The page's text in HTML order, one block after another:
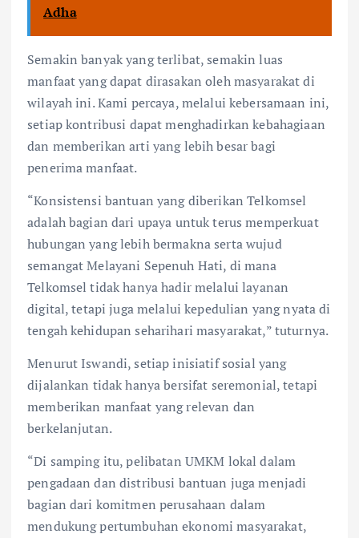
Adha
Semakin banyak yang terlibat, semakin luas
manfaat yang dapat dirasakan oleh masyarakat di
wilayah ini. Kami percaya, melalui kebersamaan ini,
setiap kontribusi dapat menghadirkan kebahagiaan
dan memberikan arti yang lebih besar bagi
penerima manfaat.
“Konsistensi bantuan yang diberikan Telkomsel
adalah bagian dari upaya untuk terus memperkuat
hubungan yang lebih bermakna serta wujud
semangat Melayani Sepenuh Hati, di mana
Telkomsel tidak hanya hadir melalui layanan
digital, tetapi juga melalui kepedulian yang nyata di
tengah kehidupan seharihari masyarakat,” tuturnya.
Menurut Iswandi, setiap inisiatif sosial yang
dijalankan tidak hanya bersifat seremonial, tetapi
memberikan manfaat yang relevan dan
berkelanjutan.
“Di samping itu, pelibatan UMKM lokal dalam
pengadaan dan distribusi bantuan juga menjadi
bagian dari komitmen perusahaan dalam
mendukung pertumbuhan ekonomi masyarakat,